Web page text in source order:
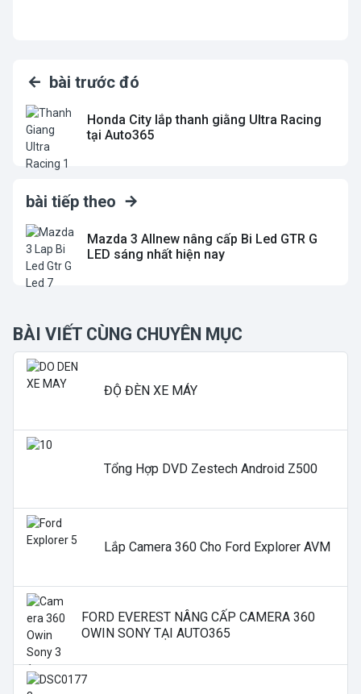
bài trước đó
Honda City lắp thanh giằng Ultra Racing
tại Auto365
bài tiếp theo
Mazda 3 Allnew nâng cấp Bi Led GTR G
LED sáng nhất hiện nay
BÀI VIẾT CÙNG CHUYÊN MỤC
ĐỘ ĐÈN XE MÁY
Tổng Hợp DVD Zestech Android Z500
Lắp Camera 360 Cho Ford Explorer AVM
FORD EVEREST NÂNG CẤP CAMERA 360
OWIN SONY TẠI AUTO365